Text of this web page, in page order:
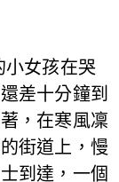
小女孩在哭
差十分鐘到
，在寒風凜
街道上，慢
到達，一個